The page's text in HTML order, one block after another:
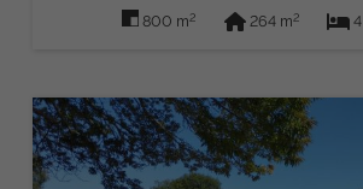
800 m2 264 m2 4